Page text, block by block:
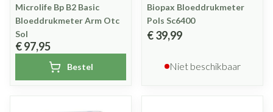
Microlife Bp B2 Basic
Bloeddrukmeter Arm Otc
Sol
€ 97,95
Bestel
Biopax Bloeddrukmeter
Pols Sc6400
€ 39,99
Niet beschikbaar